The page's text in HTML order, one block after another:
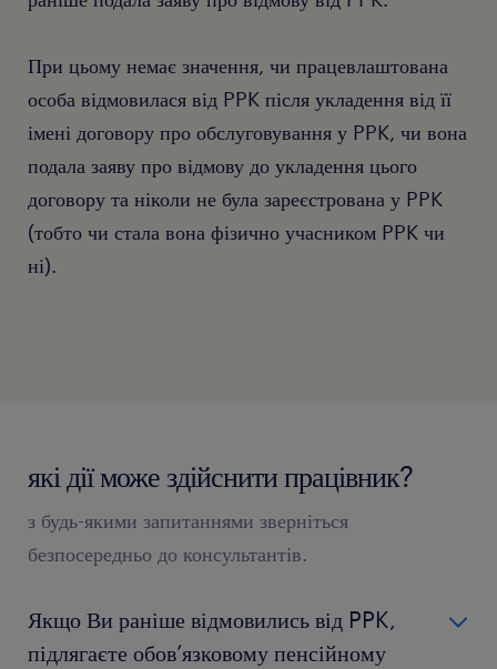
При цьому немає значення, чи працевлаштована
особа відмовилася від PPK після укладення від її
імені договору про обслуговування у PPK, чи вона
подала заяву про відмову до укладення цього
договору та ніколи не була зареєстрована у PPK
(тобто чи стала вона фізично учасником PPK чи
ні).
які дії може здійснити працівник?
з будь-якими запитаннями зверніться
безпосередньо до консультантів.
Якщо Ви раніше відмовились від PPK,
підлягаєте обов’язковому пенсійному